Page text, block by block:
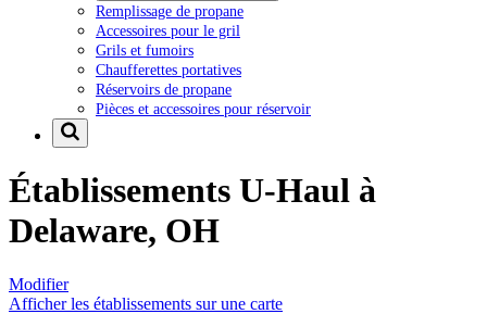
Remplissage de propane
Accessoires pour le gril
Grils et fumoirs
Chaufferettes portatives
Réservoirs de propane
Pièces et accessoires pour réservoir
Établissements U-Haul à
Delaware, OH
Modifier
Afficher les établissements sur une carte